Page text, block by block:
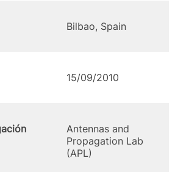
Bilbao, Spain
15/09/2010
Antennas and
Propagation Lab
(APL)